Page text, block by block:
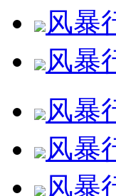
风暴
风暴
风暴
风暴
风暴